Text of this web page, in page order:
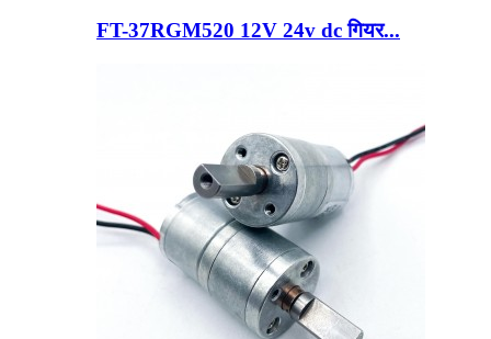
FT-37RGM520 12V 24v dc गियर...